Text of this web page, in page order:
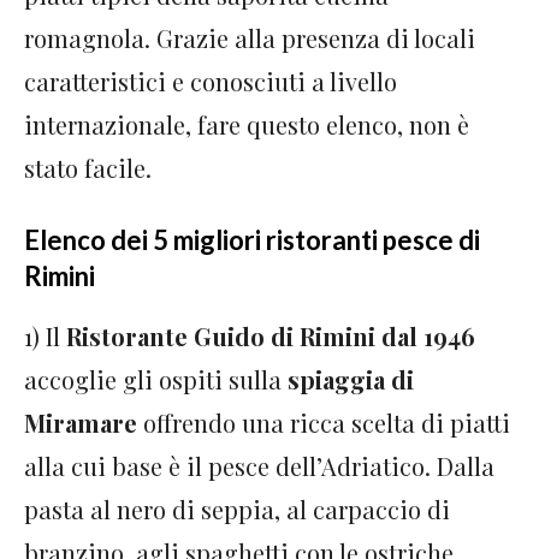
romagnola. Grazie alla presenza di locali
caratteristici e conosciuti a livello
internazionale, fare questo elenco, non è
stato facile.
Elenco dei 5 migliori ristoranti pesce di
Rimini
1) Il Ristorante Guido di Rimini dal 1946
accoglie gli ospiti sulla spiaggia di
Miramare offrendo una ricca scelta di piatti
alla cui base è il pesce dell’Adriatico. Dalla
pasta al nero di seppia, al carpaccio di
branzino, agli spaghetti con le ostriche.